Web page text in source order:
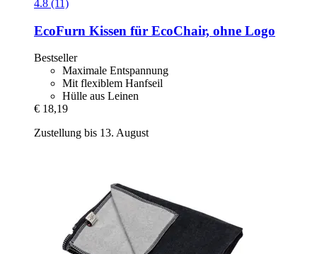
4.8 (11)
EcoFurn Kissen für EcoChair, ohne Logo
Bestseller
Maximale Entspannung
Mit flexiblem Hanfseil
Hülle aus Leinen
€ 18,19
Zustellung bis 13. August